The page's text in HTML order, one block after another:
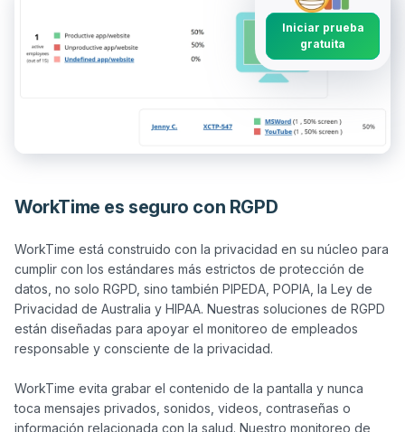
Iniciar prueba
gratuita
WorkTime es seguro con RGPD
WorkTime está construido con la privacidad en su núcleo para
cumplir con los estándares más estrictos de protección de
datos, no solo RGPD, sino también PIPEDA, POPIA, la Ley de
Privacidad de Australia y HIPAA. Nuestras soluciones de RGPD
están diseñadas para apoyar el monitoreo de empleados
responsable y consciente de la privacidad.
WorkTime evita grabar el contenido de la pantalla y nunca
toca mensajes privados, sonidos, videos, contraseñas o
información relacionada con la salud. Nuestro monitoreo de